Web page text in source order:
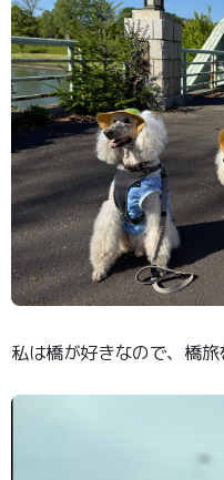
私は橋が好きなので、橋